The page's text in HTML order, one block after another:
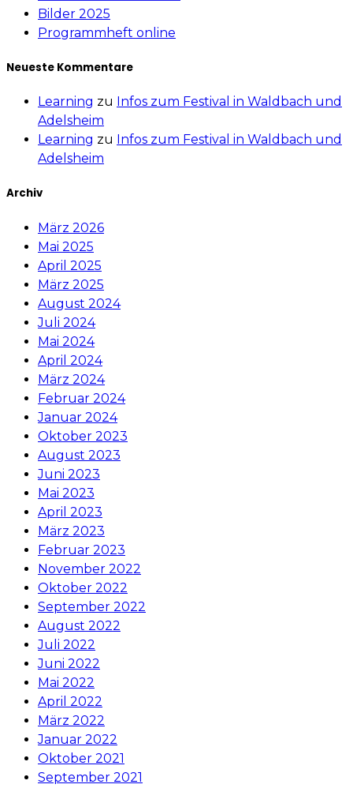
Bilder 2025
Programmheft online
Neueste Kommentare
Learning zu
Infos zum Festival in Waldbach und
Adelsheim
Learning zu
Infos zum Festival in Waldbach und
Adelsheim
Archiv
März 2026
Mai 2025
April 2025
März 2025
August 2024
Juli 2024
Mai 2024
April 2024
März 2024
Februar 2024
Januar 2024
Oktober 2023
August 2023
Juni 2023
Mai 2023
April 2023
März 2023
Februar 2023
November 2022
Oktober 2022
September 2022
August 2022
Juli 2022
Juni 2022
Mai 2022
April 2022
März 2022
Januar 2022
Oktober 2021
September 2021